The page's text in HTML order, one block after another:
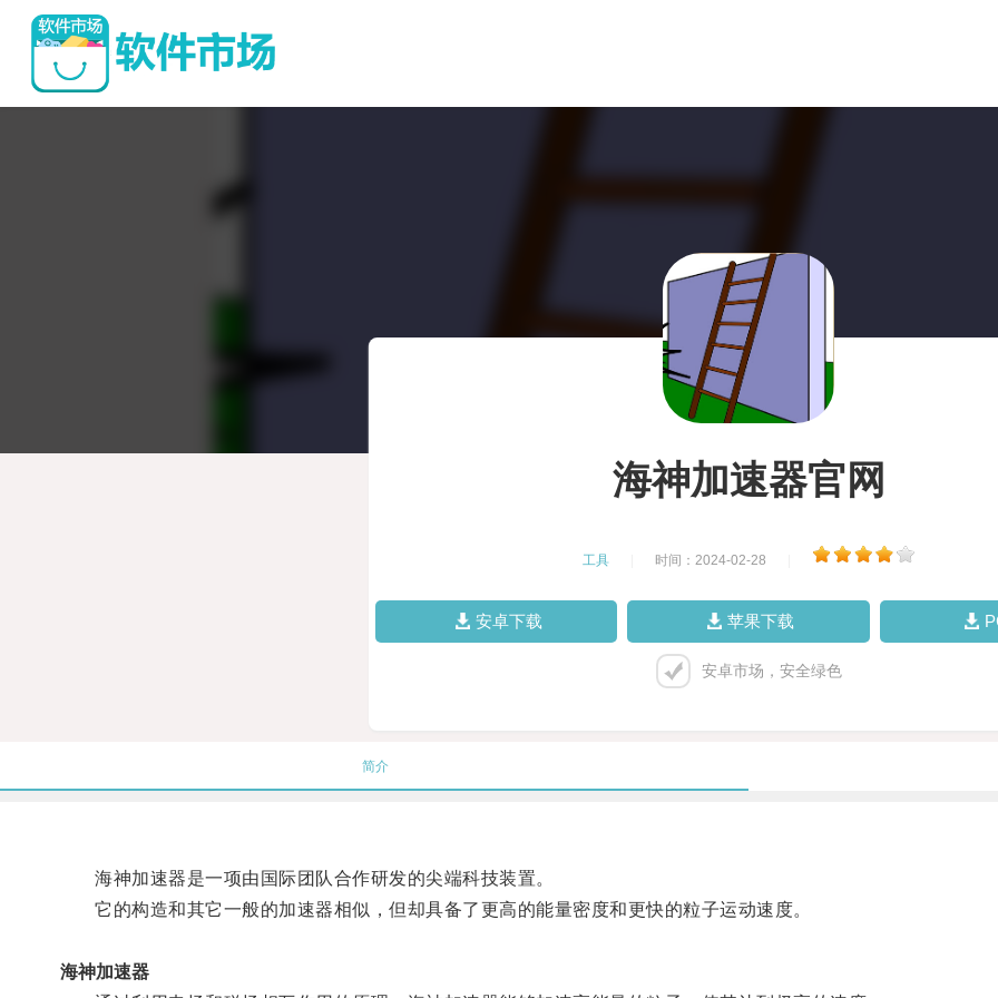
海神加速器官网
工具 时间：2024-02-28
安卓下载 苹果下载
安卓市场，安全绿色
简介
海神加速器是一项由国际团队合作研发的尖端科技装置。
它的构造和其它一般的加速器相似，但却具备了更高的能量密度和更快的粒子运动速度。
海神加速器